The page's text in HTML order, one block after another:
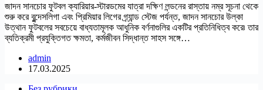
জাদন সানচোর ফুটবল ক্যারিয়ার-স্টারডমের যাত্রা দক্ষিণ লন্ডনের রাস্তায় নম্র সূচনা থেকে
শুরু করে বুন্দেসলিগা এবং প্রিমিয়ার লিগের গ্র্যান্ড স্টেজ পর্যন্ত, জাদন সানচোর উল্কা
উত্থান ফুটবলের সবচেয়ে বাধ্যতামূলক আধুনিক বর্ণনাগুলির একটির প্রতিনিধিত্ব করে৷ তার
ব্যতিক্রমী প্রযুক্তিগত ক্ষমতা, কর্মজীবন সিদ্ধান্ত সাহস সঙ্গে…
admin
17.03.2025